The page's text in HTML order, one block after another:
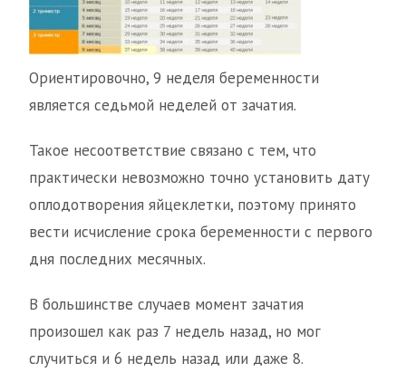
Ориентировочно, 9 неделя беременности
является седьмой неделей от зачатия.
Такое несоответствие связано с тем, что
практически невозможно точно установить дату
оплодотворения яйцеклетки, поэтому принято
вести исчисление срока беременности с первого
дня последних месячных.
В большинстве случаев момент зачатия
произошел как раз 7 недель назад, но мог
случиться и 6 недель назад или даже 8.